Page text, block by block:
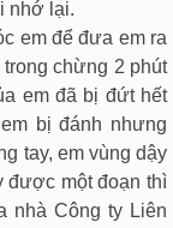
nhớ lại.
em để đưa em ra
chừng 2 phút
em đã bị đứt hết
bị đánh nhưng
tay, em vùng dậy
được một đoạn thì
nhà Công ty Liên